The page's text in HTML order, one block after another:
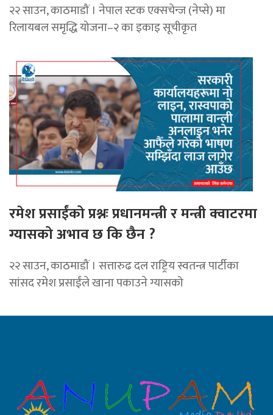
२२ साउन, काठमाडौं । नेपाल स्टक एक्सचेन्ज (नेप्से) मा
रिलायबल समृद्धि योजना–२ का इकाइ सूचीकृत
रमेश प्रसाईंको प्रश्नः प्रधानमन्त्री र मन्त्री क्वाटरमा
ग्यासको अभाव छ कि छैन ?
२२ साउन, काठमाडौं । सत्तारुढ दल राष्ट्रिय स्वतन्त्र पार्टीका
सांसद रमेश प्रसाईंले खाना पकाउने ग्यासको